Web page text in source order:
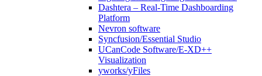
Dashtera – Real-Time Dashboarding
Platform
Nevron software
Syncfusion/Essential Studio
UCanCode Software/E-XD++
Visualization
yworks/yFiles